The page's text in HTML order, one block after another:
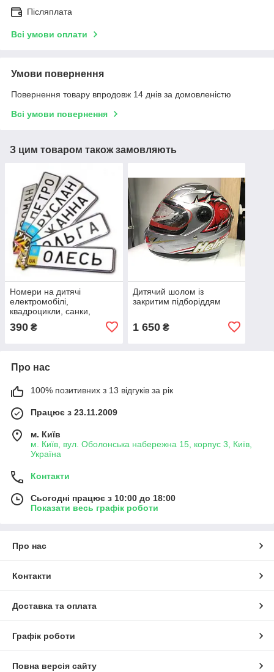
Післяплата
Всі умови оплати
Умови повернення
Повернення товару впродовж 14 днів за домовленістю
Всі умови повернення
З цим товаром також замовляють
Номери на дитячі
електромобілі,
квадроцикли, санки,
390 ₴
Дитячий шолом із
закритим підборіддям
1 650₴
Про нас
100% позитивних з 13 відгуків за рік
Працює з 23.11.2009
м. Київ
м. Київ, вул. Оболонська набережна 15, корпус 3, Київ,
Україна
Контакти
Сьогодні працює з 10:00 до 18:00
Показати весь графік роботи
Про нас
Контакти
Доставка та оплата
Графік роботи
Повна версія сайту